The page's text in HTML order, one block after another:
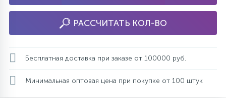
РАССЧИТАТЬ КОЛ-ВО
Бесплатная доставка при заказе от 100000 руб.
Минимальная оптовая цена при покупке от 100 штук